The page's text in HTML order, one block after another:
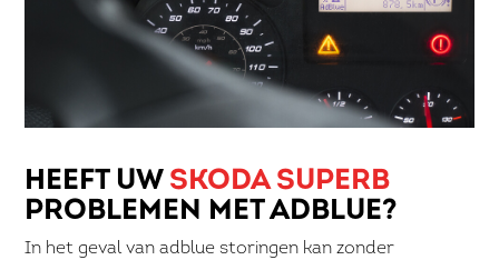
HEEFT UW SKODA SUPERB
PROBLEMEN MET ADBLUE?
In het geval van adblue storingen kan zonder